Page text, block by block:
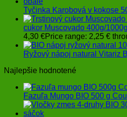
Tyčinka Karobová v kokose
cukor Muscovado 400g/
4,30 €Price range: 2,25 €
Ryžový nápoj natural Vitariz
Najlepšie hodnotené
Fazuľa Mungo BIO 500 g